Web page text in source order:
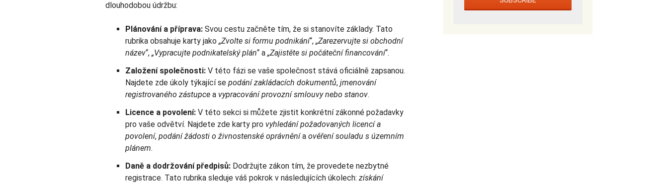
dlouhodobou údržbu:
Plánování a příprava: Svou cestu začněte tím, že si stanovíte základy. Tato
rubrika obsahuje karty jako „Zvolte si formu podnikání“, „Zarezervujte si obchodní
název“, „Vypracujte podnikatelský plán“ a „Zajistěte si počáteční financování“.
Založení společnosti: V této fázi se vaše společnost stává oficiálně zapsanou.
Najdete zde úkoly týkající se podání zakládacích dokumentů, jmenování
registrovaného zástupce a vypracování provozní smlouvy nebo stanov.
Licence a povolení: V této sekci si můžete zjistit konkrétní zákonné požadavky
pro vaše odvětví. Najdete zde karty pro vyhledání požadovaných licencí a
povolení, podání žádosti o živnostenské oprávněnía ověření souladu s územním
plánem.
Daně a dodržování předpisů: Dodržujte zákon tím, že provedete nezbytné
registrace. Tato rubrika sleduje váš pokrok v následujících úkolech: získání